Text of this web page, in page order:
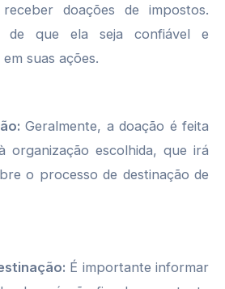
doações de impostos.
de que ela seja confiável e
suas ações.
Geralmente, a doação é feita
organização escolhida, que irá
o processo de destinação de
É importante informar